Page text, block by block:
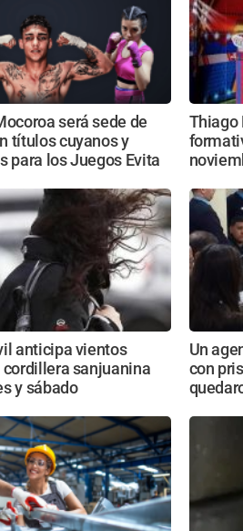
será sede de
títulos cuyanos y
para los Juegos Evita
Thiago
anticipa vientos
cordillera sanjuanina
y sábado
Un
con